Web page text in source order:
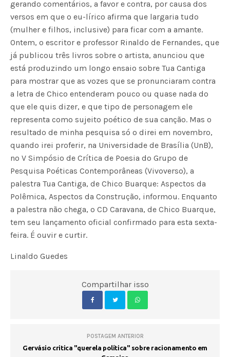
gerando comentários, a favor e contra, por causa dos
versos em que o eu-lírico afirma que largaria tudo
(mulher e filhos, inclusive) para ficar com a amante.
Ontem, o escritor e professor Rinaldo de Fernandes, que
já publicou três livros sobre o artista, anunciou que
está produzindo um longo ensaio sobre Tua Cantiga
para mostrar que as vozes que se pronunciaram contra
a letra de Chico entenderam pouco ou quase nada do
que ele quis dizer, e que tipo de personagem ele
representa como sujeito poético de sua canção. Mas o
resultado de minha pesquisa só o direi em novembro,
quando irei proferir, na Universidade de Brasília (UnB),
no V Simpósio de Crítica de Poesia do Grupo de
Pesquisa Poéticas Contemporâneas (Vivoverso), a
palestra Tua Cantiga, de Chico Buarque: Aspectos da
Polêmica, Aspectos da Construção, informou. Enquanto
a palestra não chega, o CD Caravana, de Chico Buarque,
tem seu lançamento oficial confirmado para esta sexta-
feira. É ouvir e curtir.
Linaldo Guedes
Compartilhar isso
POSTAGEM ANTERIOR
Gervásio critica "querela política" sobre racionamento em